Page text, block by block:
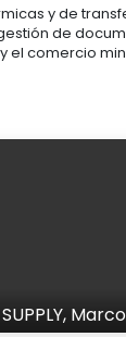
y de
de
el comercio